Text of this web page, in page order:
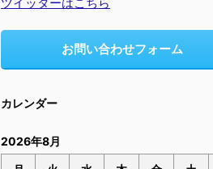
お問い合わせフォーム
カレンダー
2026年8月